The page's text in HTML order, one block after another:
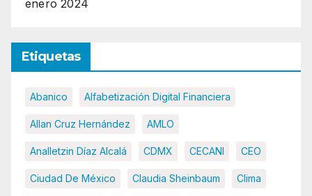
enero 2024
Etiquetas
Abanico Alfabetización Digital Financiera
Allan Cruz Hernández AMLO
Analletzin Díaz Alcalá CDMX CECANI CEO
Ciudad De México Claudia Sheinbaum Clima